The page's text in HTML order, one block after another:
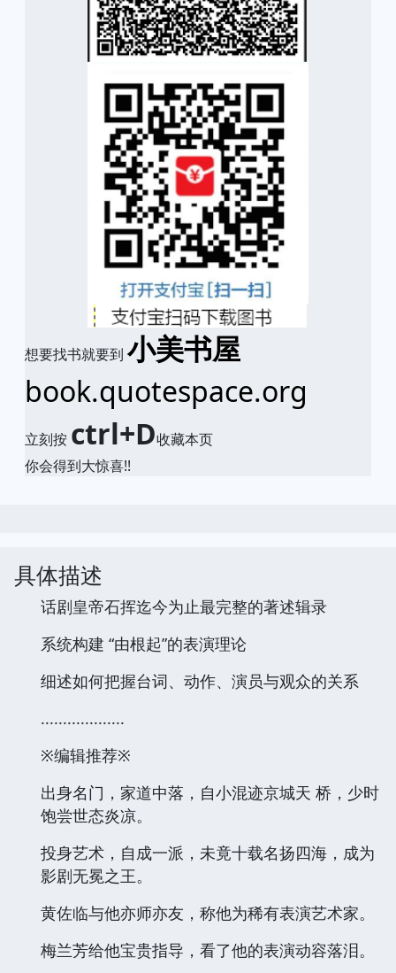
想要找书就要到 小美书屋
book.quotespace.org
立刻按 ctrl+D收藏本页
你会得到大惊喜!!
具体描述
话剧皇帝石挥迄今为止最完整的著述辑录
系统构建 “由根起”的表演理论
细述如何把握台词、动作、演员与观众的关系
...................
※编辑推荐※
出身名门，家道中落，自小混迹京城天 桥，少时
饱尝世态炎凉。
投身艺术，自成一派，未竟十载名扬四海，成为
影剧无冕之王。
黄佐临与他亦师亦友，称他为稀有表演艺术家。
梅兰芳给他宝贵指导，看了他的表演动容落泪。